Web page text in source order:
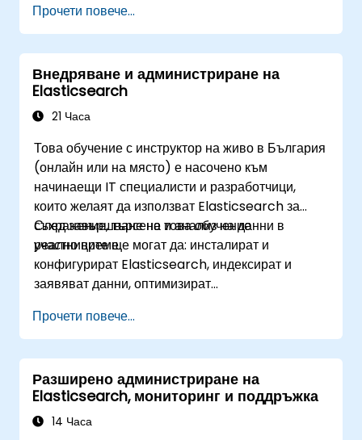
рестартиране и последователен) при
надграждане от Elasticsearch OSS към
OpenSearch.
Да се научат как да индексират данни, да
създават потоци от данни, да изпълняват
заявки и да оптимизират междуклъстерните
Да изследват и използват плъгини, API,
клиенти и инструменти за вмъкване на
данни (Beats, Logstash, Grafana и др.), за
да оптимизират изживяването при търсене,
като същевременно поддържат клъстерите
сигурни.
Да използват OpenSearch Dashboards за
централизирано управление на данни,
Прочети повече...
Внедряване и администриране на
Elasticsearch
21 Часа
Това обучение с инструктор на живо в България
(онлайн или на място) е насочено към
начинаещи IT специалисти и разработчици,
които желаят да използват Elasticsearch за
съхранение, търсене и анализ на данни в
реално време.
След завършване на това обучение
участниците ще могат да: инсталират и
конфигурират Elasticsearch, индексират и
заявяват данни, оптимизират
Elasticsearch в приложения.
Прочети повече...
Разширено администриране на
Elasticsearch, мониторинг и поддръжка
14 Часа